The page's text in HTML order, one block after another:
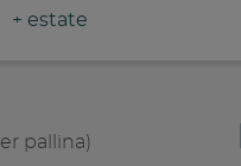
+ estate
pallina)